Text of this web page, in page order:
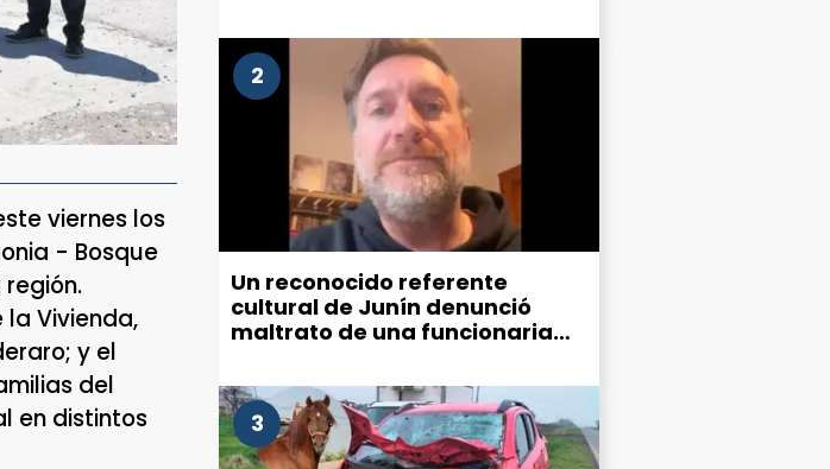
viernes los
- Bosque
Vivienda,
y el
del
en distintos
ciudad
2
Un reconocido referente
cultural de Junín denunció
maltrato de una funcionaria
3